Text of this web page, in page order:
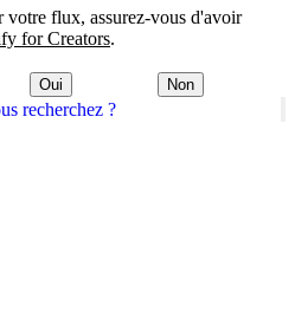
recherchez ?
votre flux, assurez-vous d'avoir
for Creators.
Oui Non